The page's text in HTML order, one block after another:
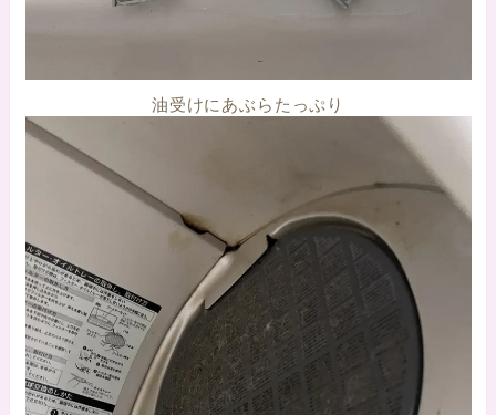
油受けにあぶらたっぷり